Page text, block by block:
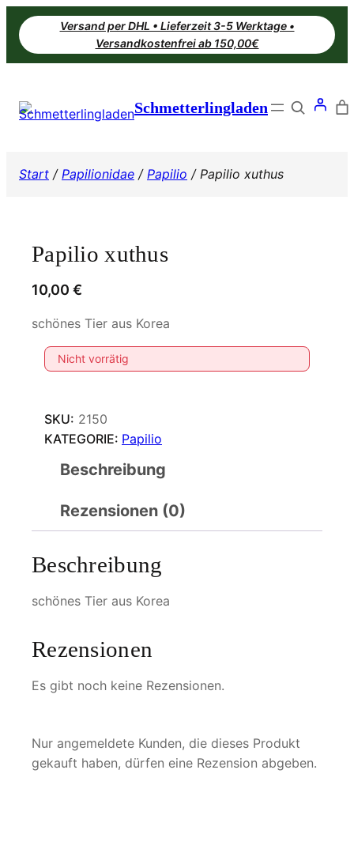
Zum
Inhalt
springen
Versand per DHL • Lieferzeit 3-5 Werktage •
Versandkostenfrei ab 150,00€
Schmetterlingladen Search
Start / Papilionidae / Papilio / Papilio xuthus
Papilio xuthus
10,00 €
schönes Tier aus Korea
Nicht vorrätig
SKU: 2150
KATEGORIE: Papilio
Beschreibung
Rezensionen (0)
Beschreibung
schönes Tier aus Korea
Rezensionen
Es gibt noch keine Rezensionen.
Nur angemeldete Kunden, die dieses Produkt
gekauft haben, dürfen eine Rezension abgeben.